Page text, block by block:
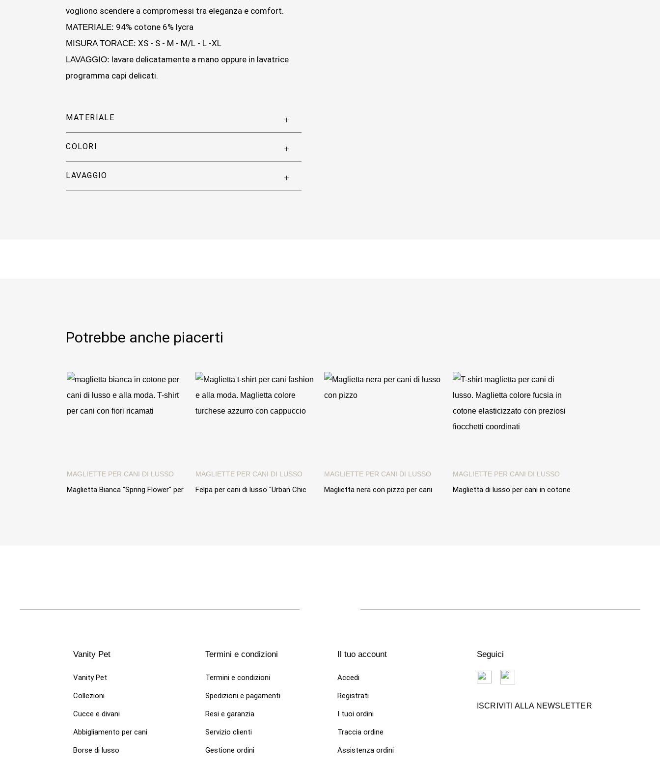
vogliono scendere a compromessi tra eleganza e comfort.
MATERIALE: 94% cotone 6% lycra
MISURA TORACE: XS - S - M - M/L - L -XL
LAVAGGIO: lavare delicatamente a mano oppure in lavatrice
programma capi delicati.
MATERIALE
COLORI
LAVAGGIO
Potrebbe anche piacerti
MAGLIETTE PER CANI DI LUSSO
Maglietta Bianca "Spring Flower" per
MAGLIETTE PER CANI DI LUSSO
Felpa per cani di lusso "Urban Chic
MAGLIETTE PER CANI DI LUSSO
Maglietta nera con pizzo per cani
MAGLIETTE PER CANI DI LUSSO
Maglietta di lusso per cani in cotone
alla moda. T-shirt in cotone con
89,00 €
cotone "T-shirt Black Flowers"
Vanity Pet
Vanity Pet
Collezioni
Cucce e divani
Abbigliamento per cani
Borse di lusso
Termini e condizioni
Termini e condizioni
Spedizioni e pagamenti
Resi e garanzia
Servizio clienti
Gestione ordini
Il tuo account
Accedi
Registrati
I tuoi ordini
Traccia ordine
Assistenza ordini
Seguici
ISCRIVITI ALLA NEWSLETTER